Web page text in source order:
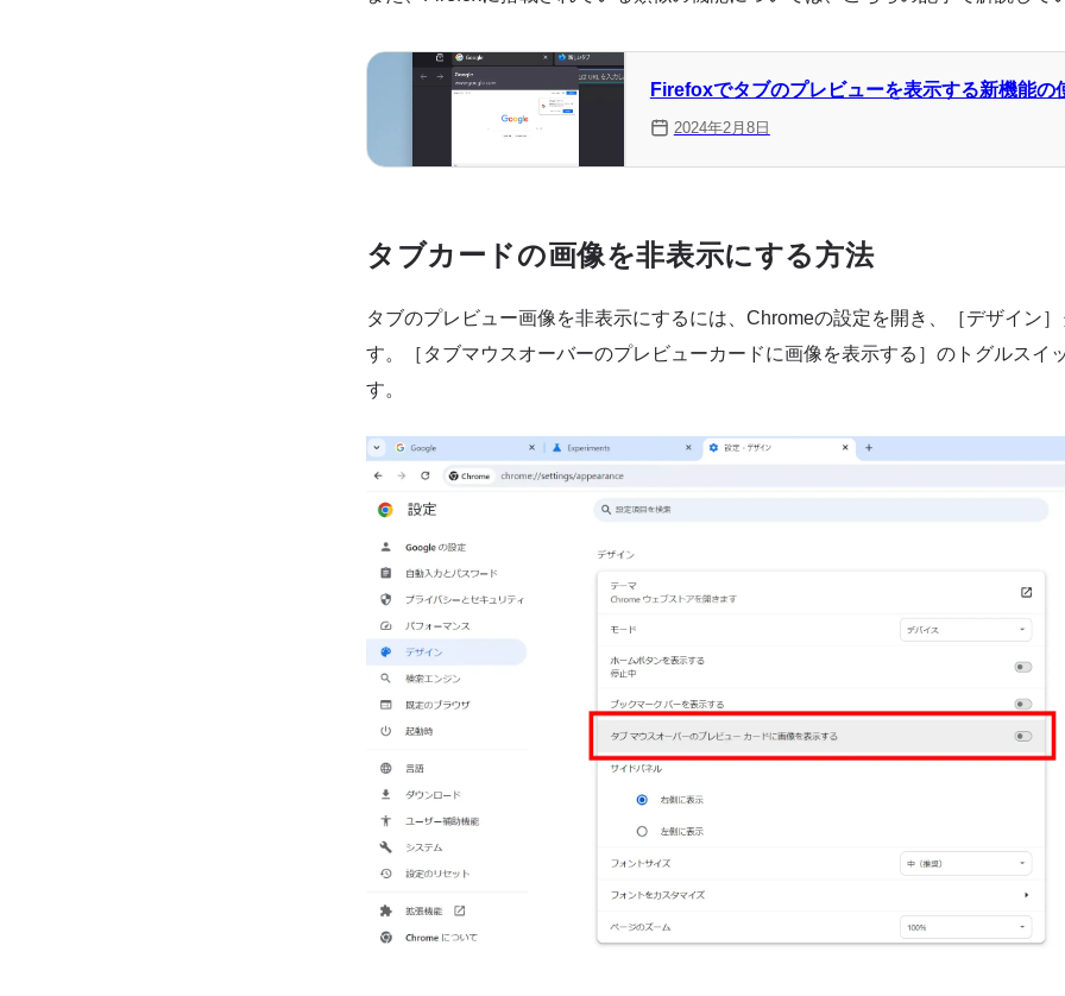
Firefoxでタブのプレビューを表示する新機能の
2024年2月8日
タブカードの画像を非表示にする方法
タブのプレビュー画像を非表示にするには、Chromeの設定を開き、［デザイン］
す。［タブマウスオーバーのプレビューカードに画像を表示する］のトグルスイ
す。